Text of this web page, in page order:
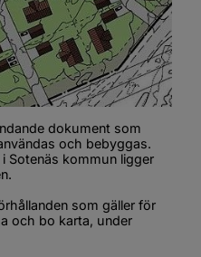
dokument som
och bebyggas.
Sotenäs kommun ligger
som gäller för
och bo karta, under